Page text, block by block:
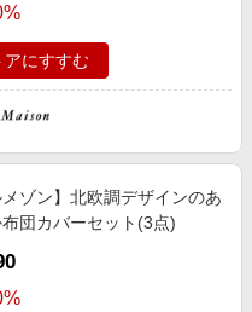
アにすすむ
メゾン】北欧調デザインのあ
布団カバーセット(3点)